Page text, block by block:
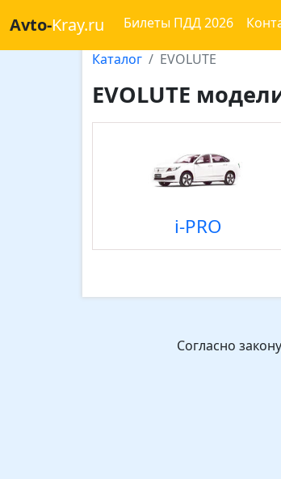
Avto-Kray.ru Билеты ПДД 2026
Каталог EVOLUTE
EVOLUTE
i-PRO
Согласно